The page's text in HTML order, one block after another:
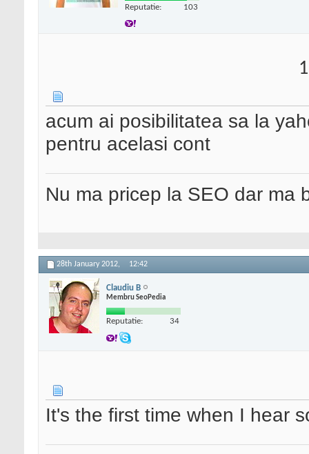
Reputatie: 103
acum ai posibilitatea sa la
pentru acelasi cont
Nu ma pricep la SEO dar ma
28th January 2012, 12:42
Claudiu B
Membru SeoPedia
Reputatie: 34
It's the first time when I hear